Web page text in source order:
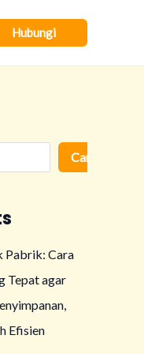
Hubungi
Cari
Pabrik: Cara
Tepat agar
Efisien